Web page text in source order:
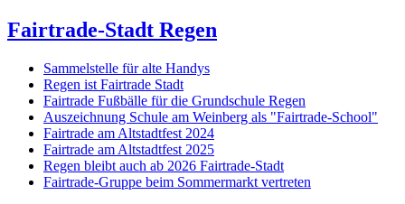
Fairtrade-Stadt Regen
Sammelstelle für alte Handys
Regen ist Fairtrade Stadt
Fairtrade Fußbälle für die Grundschule Regen
Auszeichnung Schule am Weinberg als "Fairtrade-School"
Fairtrade am Altstadtfest 2024
Fairtrade am Altstadtfest 2025
Regen bleibt auch ab 2026 Fairtrade-Stadt
Fairtrade-Gruppe beim Sommermarkt vertreten